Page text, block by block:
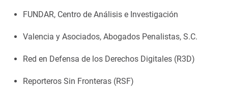
FUNDAR, Centro de Análisis e Investigación
Valencia y Asociados, Abogados Penalistas, S.C.
Red en Defensa de los Derechos Digitales (R3D)
Reporteros Sin Fronteras (RSF)